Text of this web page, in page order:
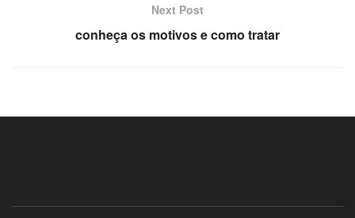
Next Post
conheça os motivos e como tratar